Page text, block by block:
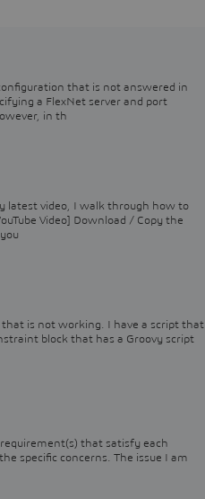
that is not answered in
a FlexNet server and port
in th
latest video, I walk through how to
Video] Download / Copy the
that is not working. I have a script that
block that has a Groovy script
that satisfy each
specific concerns. The issue I am